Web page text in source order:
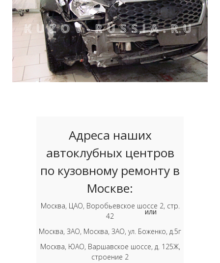
Адреса наших
автоклубных центров
по кузовному ремонту в
Москве:
Москва, ЦАО, Воробьевское шоссе 2, стр.
42
Москва, ЗАО, Москва, ЗАО, ул. Боженко, д.5г
Москва, ЮАО, Варшавское шоссе, д. 125Ж,
строение 2
или